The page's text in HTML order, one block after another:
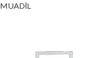
MUADİL